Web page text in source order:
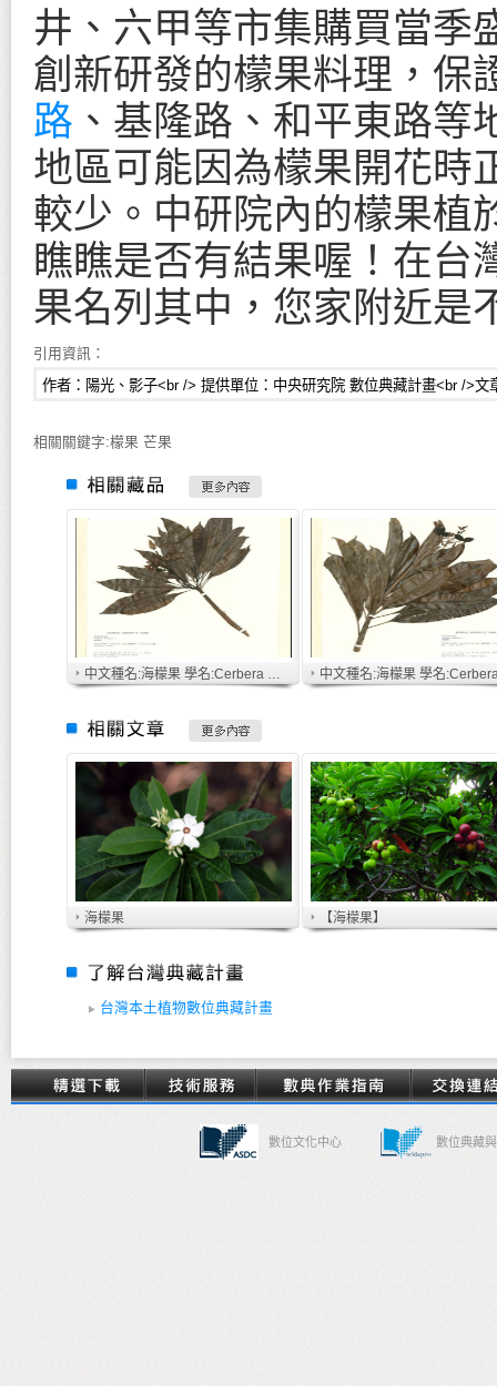
井、六甲等市集購買當季
創新研發的檬果料理，保
路 、基隆路、和平東路等
地區可能因為檬果開花時
較少。中研院內的檬果植
瞧瞧是否有結果喔！在台
果名列其中，您家附近是
引用資訊：
相關關鍵字:檬果 芒果
中文種名:海檬果 學名:Cerbera manghas L.
海檬果 【海檬果】
台灣本土植物數位典藏計畫
數位文化中心 數位典藏